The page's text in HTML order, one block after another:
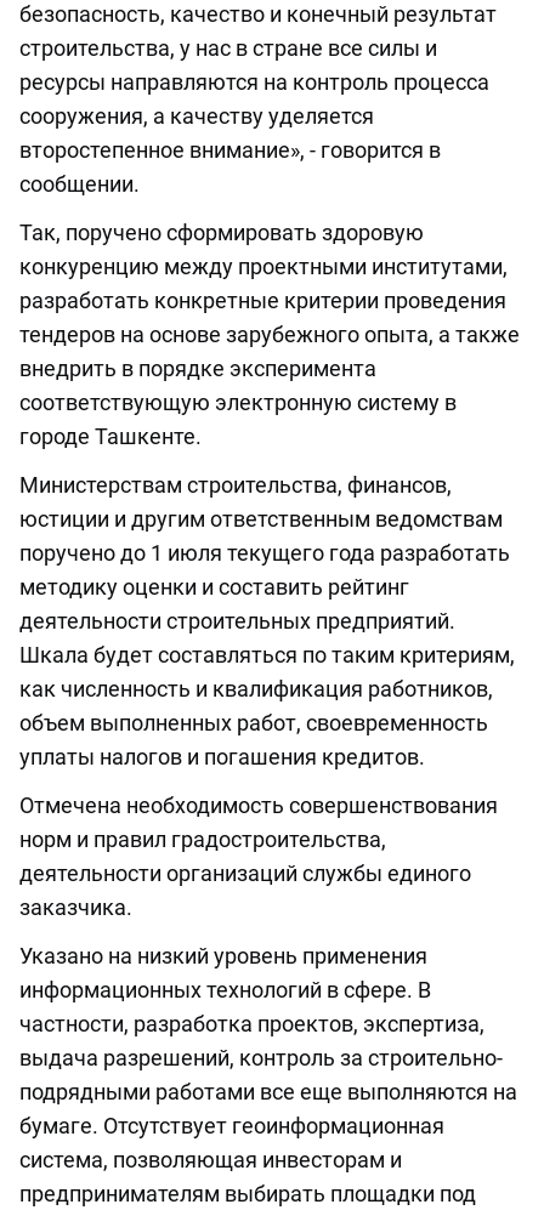
безопасность, качество и конечный результат
строительства, у нас в стране все силы и
ресурсы направляются на контроль процесса
сооружения, а качеству уделяется
второстепенное внимание», - говорится в
сообщении.
Так, поручено сформировать здоровую
конкуренцию между проектными институтами,
разработать конкретные критерии проведения
тендеров на основе зарубежного опыта, а также
внедрить в порядке эксперимента
соответствующую электронную систему в
городе Ташкенте.
Министерствам строительства, финансов,
юстиции и другим ответственным ведомствам
поручено до 1 июля текущего года разработать
методику оценки и составить рейтинг
деятельности строительных предприятий.
Шкала будет составляться по таким критериям,
как численность и квалификация работников,
объем выполненных работ, своевременность
уплаты налогов и погашения кредитов.
Отмечена необходимость совершенствования
норм и правил градостроительства,
деятельности организаций службы единого
заказчика.
Указано на низкий уровень применения
информационных технологий в сфере. В
частности, разработка проектов, экспертиза,
выдача разрешений, контроль за строительно-
подрядными работами все еще выполняются на
бумаге. Отсутствует геоинформационная
система, позволяющая инвесторам и
предпринимателям выбирать площадки под